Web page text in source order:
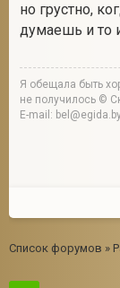
но грустно,
думаешь и то
Я обещала быть
не получилось ©
E-mail:
Список форумов »